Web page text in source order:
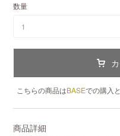
数量
1
こちらの商品はBASEでの購入
商品詳細